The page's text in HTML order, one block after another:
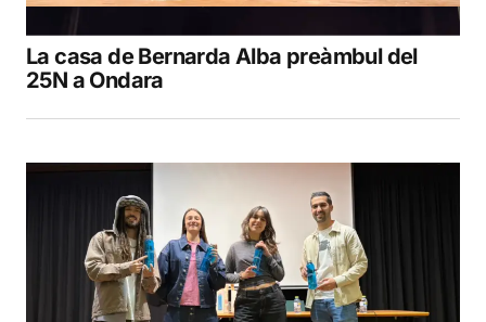
La casa de Bernarda Alba preàmbul del
25N a Ondara